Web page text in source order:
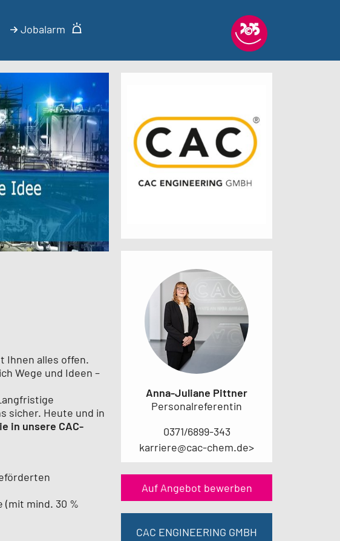
Jobalarm
Ihnen alles offen.
Wege und Ideen –
sicher. Heute und in
in unsere CAC-
mind. 30 %
Anna-Juliane Pittner
Personalreferentin
0371/6899-343
karriere@cac-chem.de>
Auf Angebot bewerben
CAC ENGINEERING GMBH